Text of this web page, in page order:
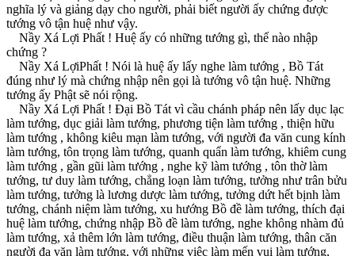
nghĩa lý và giảng dạy cho người, phải biết người ấy chứng được
tướng vô tận huệ như vậy.
Nầy Xá Lợi Phất ! Huệ ấy có những tướng gì, thế nào nhập
chứng ?
Nầy Xá LợiPhất ! Nói là huệ ấy lấy nghe làm tướng , Bồ Tát
đúng như lý mà chứng nhập nên gọi là tướng vô tận huệ. Những
tướng ấy Phật sẽ nói rộng.
Nầy Xá Lợi Phất ! Ðại Bồ Tát vì cầu chánh pháp nên lấy dục lạc
làm tướng, dục giải làm tướng, phương tiện làm tướng , thiện hữu
làm tướng , không kiêu mạn làm tướng, với người đa văn cung kính
làm tướng, tôn trọng làm tướng, quanh quẩn làm tướng, khiêm cung
làm tướng , gần gũi làm tướng , nghe kỹ làm tướng , tôn thờ làm
tướng, tư duy làm tướng, chẳng loạn làm tướng, tưởng như trân bửu
làm tướng, tưởng là lương dược làm tướng, tưởng dứt hết bịnh làm
tướng, chánh niệm làm tướng, xu hướng Bồ đề làm tướng, thích đại
huệ làm tướng, chứng nhập Bồ đề làm tướng, nghe không nhàm đủ
làm tướng, xả thêm lớn làm tướng, điều thuận làm tướng, thân căn
người đa văn làm tướng, với những việc làm mến vui làm tướng,